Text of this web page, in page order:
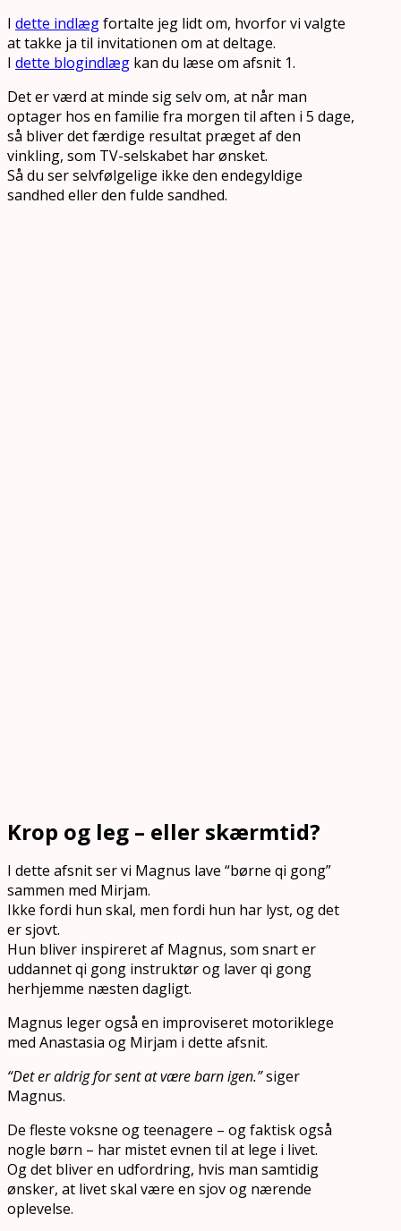
I dette indlægfortalte jeg lidt om, hvorfor vi valgte
at takke ja til invitationen om at deltage.
I dette blogindlæg kan du læse om afsnit 1.
Det er værd at minde sig selv om, at når man
optager hos en familie fra morgen til aften i 5 dage,
så bliver det færdige resultat præget af den
vinkling, som TV-selskabet har ønsket.
Så du ser selvfølgelige ikke den endegyldige
sandhed eller den fulde sandhed.
Krop og leg – eller skærmtid?
I dette afsnit ser vi Magnus lave “børne qi gong”
sammen med Mirjam.
Ikke fordi hun skal, men fordi hun har lyst, og det
er sjovt.
Hun bliver inspireret af Magnus, som snart er
uddannet qi gong instruktør og laver qi gong
herhjemme næsten dagligt.
Magnus leger også en improviseret motoriklege
med Anastasia og Mirjam i dette afsnit.
“Det er aldrig for sent at være barn igen.”siger
Magnus.
De fleste voksne og teenagere – og faktisk også
nogle børn – har mistet evnen til at lege i livet.
Og det bliver en udfordring, hvis man samtidig
ønsker, at livet skal være en sjov og nærende
oplevelse.